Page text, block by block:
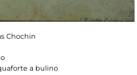
Chochin
a bulino